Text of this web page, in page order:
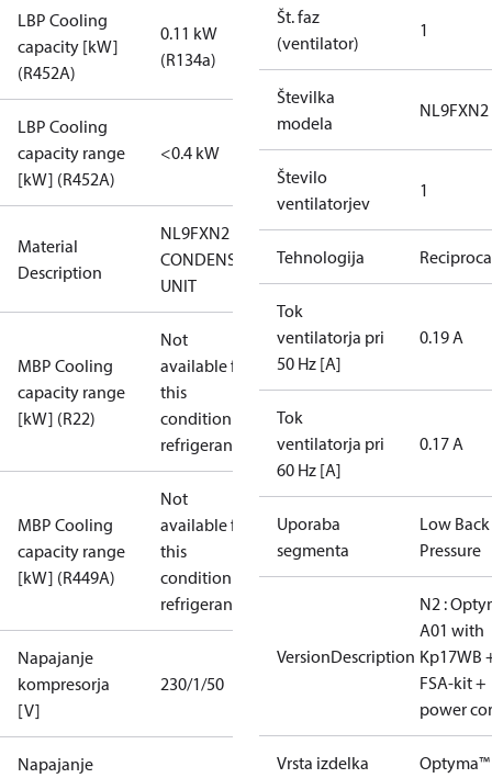
LBP Cooling
capacity [kW]
(R452A)
0.11 kW
(R134a)
LBP Cooling
capacity range
[kW] (R452A)
<0.4 kW
Material
Description
NL9FXN2
CONDENS.
UNIT
MBP Cooling
capacity range
[kW] (R22)
Not
available for
this
condition /
refrigerant
MBP Cooling
capacity range
[kW] (R449A)
Not
available for
this
condition /
refrigerant
Napajanje
kompresorja
[V]
230/1/50
Napajanje
Št. faz
(ventilator)
1
Številka
modela
NL9FXN2
Število
ventilatorjev
1
Tehnologija
Tok
ventilatorja pri
50 Hz [A]
0.19 A
Tok
ventilatorja pri
60 Hz [A]
0.17 A
Uporaba
segmenta
Low Back
Pressure
VersionDescription
N2 :
A01 with
Kp17WB
FSA-kit +
power
Vrsta izdelka Optyma™